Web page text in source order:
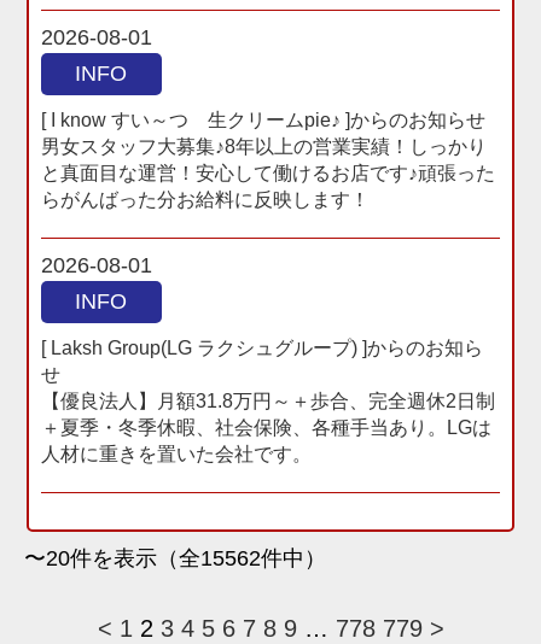
2026-08-01
INFO
[ I know すい～つ 生クリームpie♪ ]からのお知らせ
男女スタッフ大募集♪8年以上の営業実績！しっかり
と真面目な運営！安心して働けるお店です♪頑張った
らがんばった分お給料に反映します！
2026-08-01
INFO
[ Laksh Group(LG ラクシュグループ) ]からのお知ら
せ
【優良法人】月額31.8万円～＋歩合、完全週休2日制
＋夏季・冬季休暇、社会保険、各種手当あり。LGは
人材に重きを置いた会社です。
〜20件を表示（全15562件中）
< 1 2 3 4 5 6 7 8 9 … 778 779 >